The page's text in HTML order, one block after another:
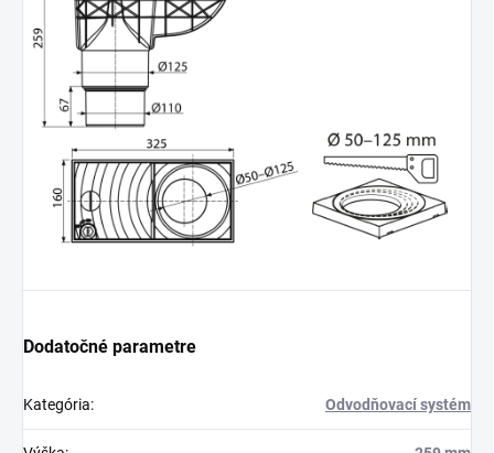
Dodatočné parametre
Kategória: Odvodňovací systém